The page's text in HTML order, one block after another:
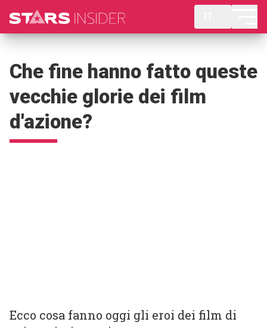
Che fine hanno fatto queste
vecchie glorie dei film
d'azione?
Ecco cosa fanno oggi gli eroi dei film di